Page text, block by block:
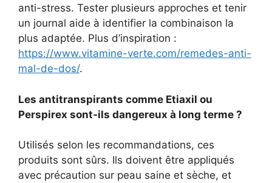
anti-stress. Tester plusieurs approches et tenir
un journal aide à identifier la combinaison la
plus adaptée. Plus d’inspiration :
https://www.vitamine-verte.com/remedes-anti-
mal-de-dos/.
Les antitranspirants comme Etiaxil ou
Perspirex sont-ils dangereux à long terme ?
Utilisés selon les recommandations, ces
produits sont sûrs. Ils doivent être appliqués
avec précaution sur peau saine et sèche, et